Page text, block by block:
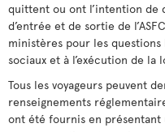
quittent ou ont l’intention de
d’entrée et de sortie de
ministères pour les questions
sociaux et à l’exécution de la
Tous les voyageurs peuvent
renseignements
ont été fournis en présentant